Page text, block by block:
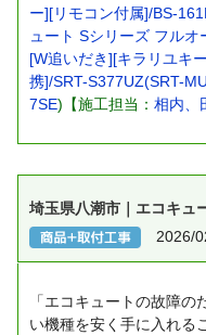
ー][リモコン付属]/BS-
ュート Sシリーズ フル
[W追いだき][キラリユキ
携]/SRT-S377UZ(SRT-
7SE)【施工担当： 相内、
埼玉県八潮市｜エコキュ
2026/
「エコキュートの故障
い機種を安く手に入れる